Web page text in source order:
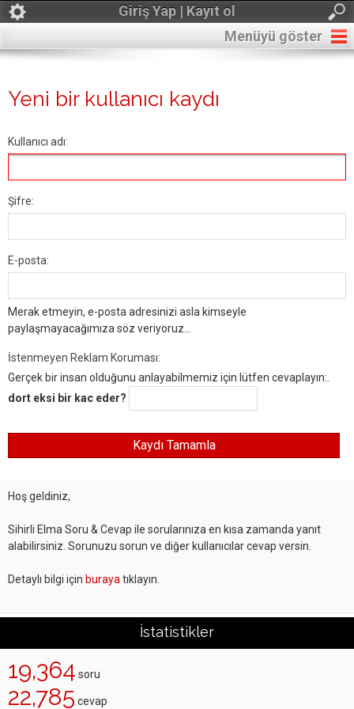
Giriş Yap | Kayıt ol
Menüyü göster
Yeni bir kullanıcı kaydı
Kullanıcı adı:
Şifre:
E-posta:
Merak etmeyin, e-posta adresinizi asla kimseyle
paylaşmayacağımıza söz veriyoruz...
İstenmeyen Reklam Koruması:
Gerçek bir insan olduğunu anlayabilmemiz için lütfen cevaplayın:.
dort eksi bir kac eder?
Hoş geldiniz,
Sihirli Elma Soru & Cevap ile sorularınıza en kısa zamanda yanıt
alabilirsiniz. Sorunuzu sorun ve diğer kullanıcılar cevap versin.
Detaylı bilgi için buraya tıklayın.
İstatistikler
19,364 soru
22,785 cevap